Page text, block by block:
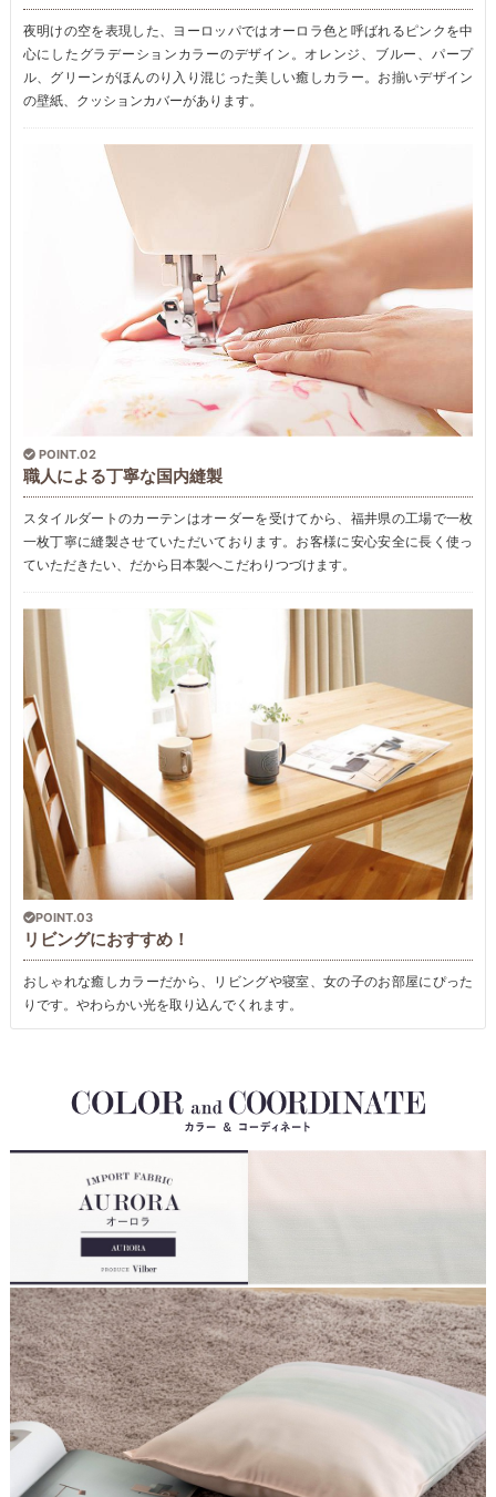
夜明けの空を表現した、ヨーロッパではオーロラ色と呼ばれるピンクを中
心にしたグラデーションカラーのデザイン。オレンジ、ブルー、パープ
ル、グリーンがほんのり入り混じった美しい癒しカラー。お揃いデザイン
の壁紙、クッションカバーがあります。
POINT.02
職人による丁寧な国内縫製
スタイルダートのカーテンはオーダーを受けてから、福井県の工場で一枚
一枚丁寧に縫製させていただいております。お客様に安心安全に長く使っ
ていただきたい、だから日本製へこだわりつづけます。
POINT.03
リビングにおすすめ！
おしゃれな癒しカラーだから、リビングや寝室、女の子のお部屋にぴった
りです。やわらかい光を取り込んでくれます。